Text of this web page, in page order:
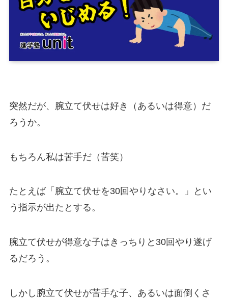
突然だが、腕立て伏せは好き（あるいは得意）だ
ろうか。
もちろん私は苦手だ（苦笑）
たとえば「腕立て伏せを30回やりなさい。」とい
う指示が出たとする。
腕立て伏せが得意な子はきっちりと30回やり遂げ
るだろう。
しかし腕立て伏せが苦手な子、あるいは面倒くさ